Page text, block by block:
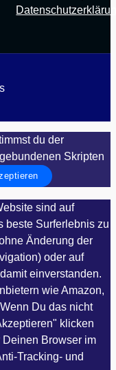
du der
Skripten
sind auf
beste Surferlebnis zu
Änderung der
oder auf
einverstanden.
wie Amazon,
Du das nicht
klicken
Browser im
Tracking- und